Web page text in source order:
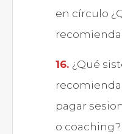
en círculo
¿Qué
pagar
o coaching?